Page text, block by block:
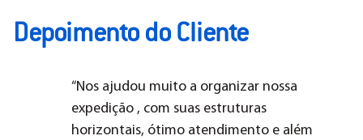
Depoimento do Cliente
“Nos ajudou muito a organizar nossa
expedição , com suas estruturas
horizontais, ótimo atendimento e além